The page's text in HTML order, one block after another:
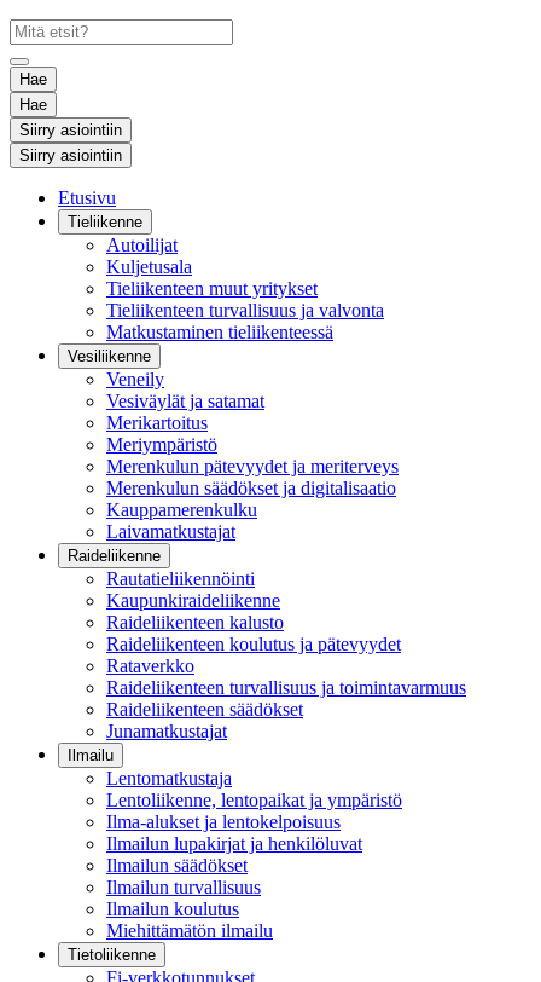
Hae
Hae
Siirry asiointiin
Siirry asiointiin
Etusivu
Tieliikenne
Autoilijat
Kuljetusala
Tieliikenteen muut yritykset
Tieliikenteen turvallisuus ja valvonta
Matkustaminen tieliikenteessä
Vesiliikenne
Veneily
Vesiväylät ja satamat
Merikartoitus
Meriympäristö
Merenkulun pätevyydet ja meriterveys
Merenkulun säädökset ja digitalisaatio
Kauppamerenkulku
Laivamatkustajat
Raideliikenne
Rautatieliikennöinti
Kaupunkiraideliikenne
Raideliikenteen kalusto
Raideliikenteen koulutus ja pätevyydet
Rataverkko
Raideliikenteen turvallisuus ja toimintavarmuus
Raideliikenteen säädökset
Junamatkustajat
Ilmailu
Lentomatkustaja
Lentoliikenne, lentopaikat ja ympäristö
Ilma-alukset ja lentokelpoisuus
Ilmailun lupakirjat ja henkilöluvat
Ilmailun säädökset
Ilmailun turvallisuus
Ilmailun koulutus
Miehittämätön ilmailu
Tietoliikenne
Fi-verkkotunnukset